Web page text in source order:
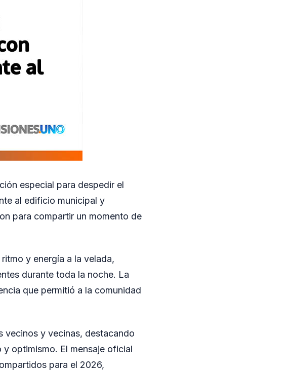
especial para despedir el
al edificio municipal y
para compartir un momento de
y energía a la velada,
durante toda la noche. La
que permitió a la comunidad
vecinos y vecinas, destacando
optimismo. El mensaje oficial
para el 2026,